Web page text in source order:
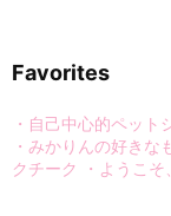
Favorites
・自己中心的ペット
・みかりんの好きな
クチーク
・ようこ